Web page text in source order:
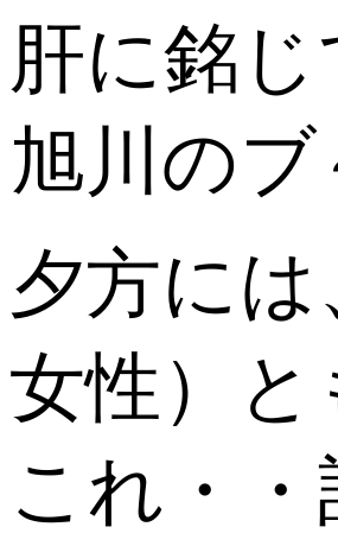
肝に銘
旭川の
夕方に
女性）
これ・